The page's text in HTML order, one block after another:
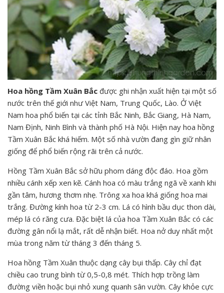
Hoa hồng Tầm Xuân Bắc được ghi nhận xuất hiện tại một số
nước trên thế giới như Việt Nam, Trung Quốc, Lào. Ở Việt
Nam hoa phổ biến tại các tỉnh Bắc Ninh, Bắc Giang, Hà Nam,
Nam Định, Ninh Bình và thành phố Hà Nội. Hiện nay hoa hồng
Tầm Xuân Bắc khá hiếm. Một số nhà vườn đang gìn giữ nhân
giống để phổ biến rộng rãi trên cả nước.
Hồng Tầm Xuân Bắc sở hữu phom dáng độc đáo. Hoa gồm
nhiều cánh xếp xen kẽ. Cánh hoa có màu trắng ngã về xanh khi
gần tâm, hương thơm nhẹ. Trông xa hoa khá giống hoa mai
trắng. Đường kính hoa từ 2-3 cm. Lá có hình bầu dục thon dài,
mép lá có răng cưa. Đặc biệt lá của hoa Tầm Xuân Bắc có các
đường gân nổi lạ mắt, rất dễ nhận biết. Hoa nở duy nhất một
mùa trong năm từ tháng 3 đến tháng 5.
Hoa hồng Tầm Xuân thuộc dạng cây bụi thấp. Cây chỉ đạt
chiều cao trung bình từ 0,5-0,8 mét. Thích hợp trồng làm
đường viền hoặc bụi nhỏ xung quanh sân vườn. Cây khỏe cực